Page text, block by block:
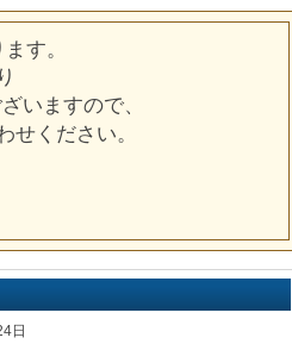
す。
いますので、
せください。
日